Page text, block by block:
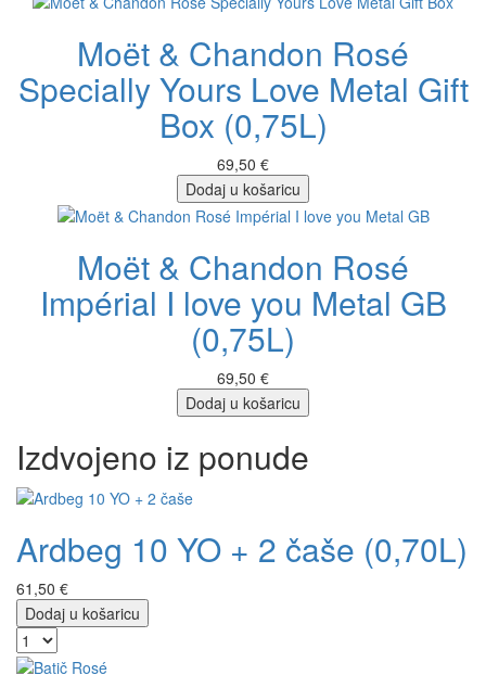
Moët & Chandon Rosé
Specially Yours Love Metal Gift
Box (0,75L)
69,50 €
Dodaj u košaricu
Moët & Chandon Rosé
Impérial I love you Metal GB
(0,75L)
69,50 €
Dodaj u košaricu
Izdvojeno iz ponude
Ardbeg 10 YO + 2 čaše (0,70L)
61,50 €
Dodaj u košaricu